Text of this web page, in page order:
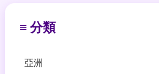
≡ 分類
亞洲